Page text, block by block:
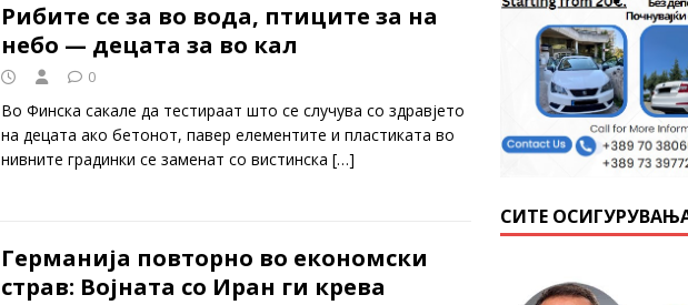
Рибите се за во вода, птиците за на
небо — децата за во кал
0
Во Финска сакале да тестираат што се случува со здравјето
на децата ако бетонот, павер елементите и пластиката во
нивните градинки се заменат со вистинска […]
Германија повторно во економски
страв: Војната со Иран ги крева
СИТЕ